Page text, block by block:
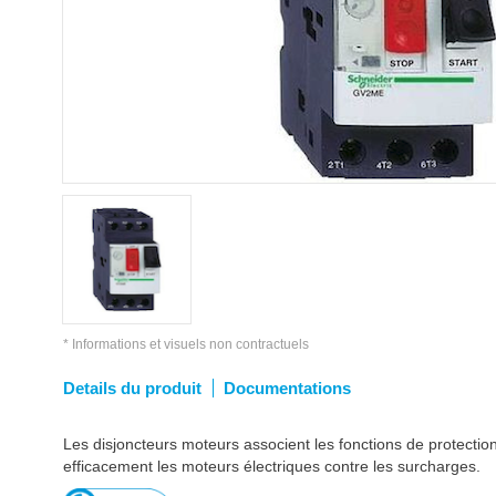
* Informations et visuels non contractuels
Details du produit Documentations
Les disjoncteurs moteurs associent les fonctions de
efficacement les moteurs électriques contre les surcharges.